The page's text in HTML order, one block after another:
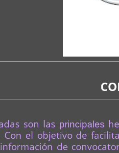
son las principales
el objetivo de
de